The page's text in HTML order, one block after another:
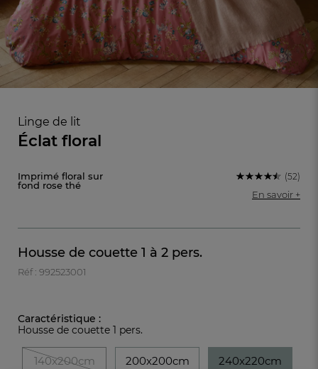
FR DE
BE
CH
Linge de lit
Éclat floral
Imprimé floral sur
fond rose thé
(52)
En savoir +
Housse de couette 1 à 2 pers.
Réf : 992523001
Caractéristique :
Housse de couette 1 pers.
140x200cm 200x200cm 240x220cm